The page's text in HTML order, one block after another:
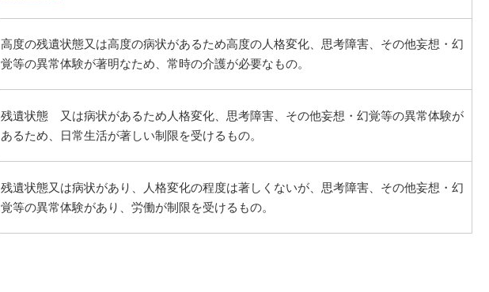
高度の残遺状態又は高度の病状があるため高度の人格変化、思考障害、その他妄想・幻
覚等の異常体験が著明なため、常時の介護が必要なもの。
残遺状態 又は病状があるため人格変化、思考障害、その他妄想・幻覚等の異常体験が
あるため、日常生活が著しい制限を受けるもの。
残遺状態又は病状があり、人格変化の程度は著しくないが、思考障害、その他妄想・幻
覚等の異常体験があり、労働が制限を受けるもの。